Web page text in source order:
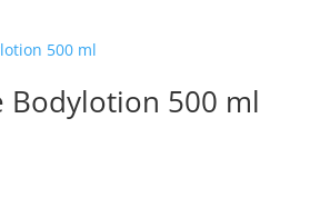
Bodylotion 500 ml